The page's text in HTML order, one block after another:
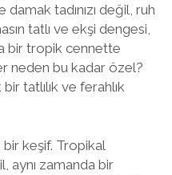
tadınızı değil, ruh
tatlı ve ekşi dengesi,
bir tropik cennette
neden bu kadar özel?
tatlılık ve ferahlık
keşif. Tropikal
aynı zamanda bir